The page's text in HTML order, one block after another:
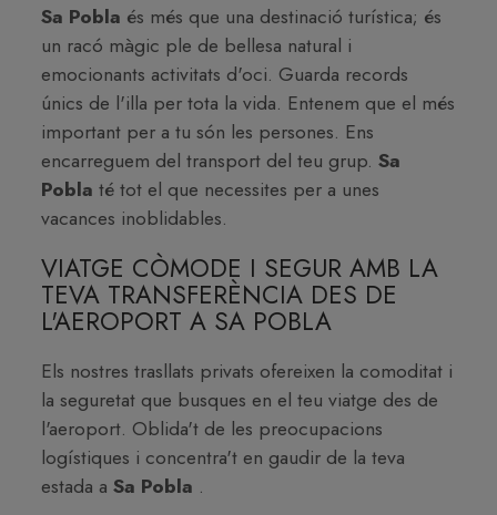
Sa Pobla és més que una destinació turística; és
un racó màgic ple de bellesa natural i
emocionants activitats d'oci. Guarda records
únics de l'illa per tota la vida. Entenem que el més
important per a tu són les persones. Ens
encarreguem del transport del teu grup.Sa
Poblaté tot el que necessites per a unes
vacances inoblidables.
VIATGE CÒMODE I SEGUR AMB LA
TEVA TRANSFERÈNCIA DES DE
L'AEROPORT A SA POBLA
Els nostres trasllats privats ofereixen la comoditat i
la seguretat que busques en el teu viatge des de
l'aeroport. Oblida't de les preocupacions
logístiques i concentra't en gaudir de la teva
estada aSa Pobla .